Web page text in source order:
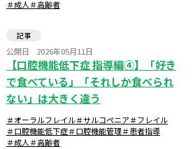
＃成人＃高齢者
記事
公開日 2026年05月11日
【口腔機能低下症 指導編④】「好き
で食べている」「それしか食べられ
ない」は大きく違う
＃オーラルフレイル＃サルコペニア＃フレイル
＃口腔機能低下症＃口腔機能管理＃患者指導
＃成人＃高齢者